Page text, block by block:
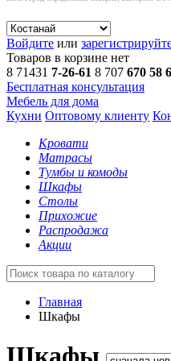
Войдите или
Товаров в корзине нет
8 71431 7-26-61 8 707 670 58
Бесплатная консультация
Мебель для дома
Кухни Оптовому клиенту
Кровати
Матрасы
Тумбы и комоды
Шкафы
Столы
Прихожие
Распродажа
Акции
Главная
Шкафы